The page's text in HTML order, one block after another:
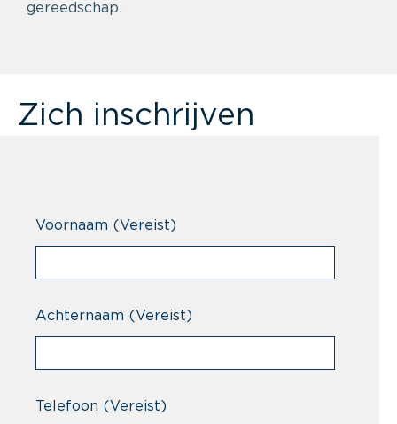
gereedschap.
Zich inschrijven
Voornaam (Vereist)
Achternaam (Vereist)
Telefoon (Vereist)